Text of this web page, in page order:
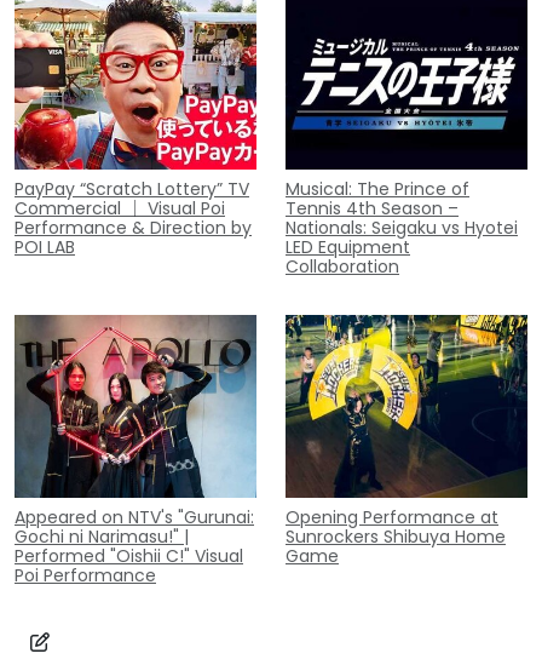
PayPay “Scratch Lottery” TV
Commercial ｜ Visual Poi
Performance & Direction by
POI LAB
Musical: The Prince of
Tennis 4th Season –
Nationals: Seigaku vs Hyotei
LED Equipment
Collaboration
Appeared on NTV's "Gurunai:
Gochi ni Narimasu!" |
Performed "Oishii C!" Visual
Poi Performance
Opening Performance at
Sunrockers Shibuya Home
Game